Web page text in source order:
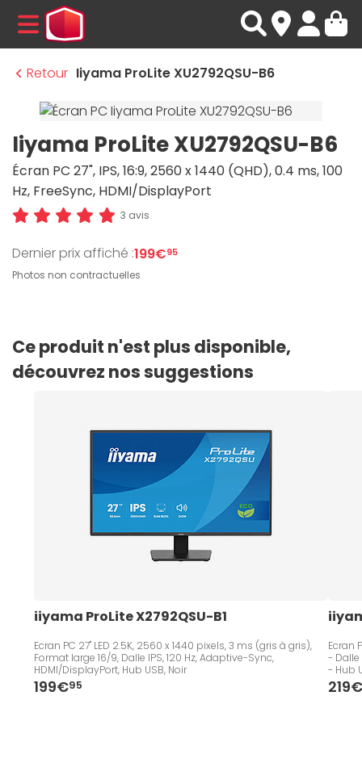
MENU
Retour Iiyama ProLite XU2792QSU-B6
Iiyama ProLite XU2792QSU-B6
Écran PC 27", IPS, 16:9, 2560 x 1440 (QHD), 0.4 ms, 100
Hz, FreeSync, HDMI/DisplayPort
3 avis
Dernier prix affiché :199€95
Photos non contractuelles
Ce produit n'est plus disponible,
découvrez nos suggestions
iiyama ProLite X2792QSU-B1
Ecran PC 27" LED 2.5K, 2560 x 1440 pixels, 3 ms (gris à gris),
Format large 16/9, Dalle IPS, 120 Hz, Adaptive-Sync,
HDMI/DisplayPort, Hub USB, Noir
199€95
Ecran
- Dalle
- Hub